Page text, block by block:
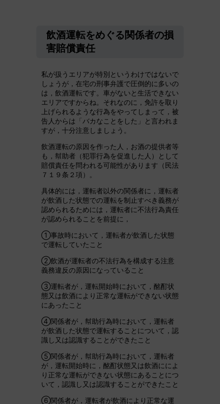
飲酒運転をめぐる関係者の損
害賠償責任
私が扱うエリアが特別というわけではないで
しょうが，在宅の刑事弁護で圧倒的に多いの
は，飲酒運転です。車がないと生活できない
エリアですからね。それなのに，免許を取り
上げられるような行為をやってしまって，被
告人からは「バカなことをした」と言われま
すが，十分注意しましょう。
飲酒運転の原因を作った人，お酒の提供者等
も，幇助者（犯罪行為を促進した人）として
賠償責任を問われる可能性があります（民法
７１９条２項）。
具体的には，運転者以外の関係者に，運転者
が飲酒した状態での運転を制止すべき義務が
認められるためには，運転者に不法行為責任
が認められることを前提に，
①事故時において，運転者が飲酒した状態
で運転していたこと
②飲酒が運転者の不法行為を構成する注意
義務違反の原因になっていること
③運転者が，運転開始時において，酩酊状
態又は飲酒により正常な運転ができない状態
にあったこと
④関係者が，幇助行為時において，運転者
が飲酒した状態で運転することについて，認
識し又は認識することができたこと
⑤関係者が，幇助行為時において，運転者
が，運転開始時に，酩酊状態又は飲酒にによ
り正常な運転ができない状態にあることにつ
いて，認識し又は認識することができたこと
⑥関係者が，運転者が飲酒により正常な運